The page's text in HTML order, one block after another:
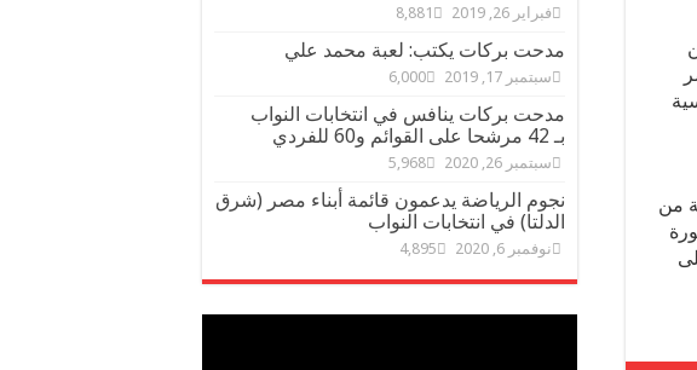
من
فبراير 26, 2019 8,881
مدحت بركات يكتب: لعبة محمد علي
سبتمبر 17, 2019 6,000
مدحت بركات ينافس في انتخابات النواب
بـ 42 مرشحا على القوائم و60 للفردي
سبتمبر 26, 2020 5,968
نجوم الرياضة يدعمون قائمة أبناء مصر (شرق
الدلتا) في انتخابات النواب
نوفمبر 6, 2020 4,895